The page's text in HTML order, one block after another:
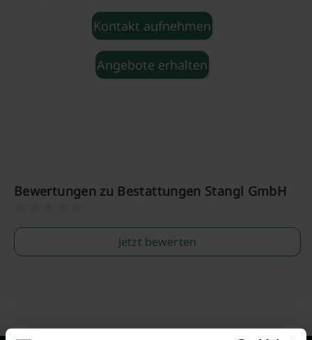
Kontakt aufnehmen
Angebote erhalten
Bewertungen zu Bestattungen Stangl GmbH
Jetzt bewerten